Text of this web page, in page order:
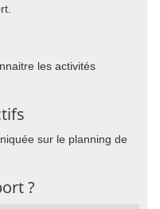
les activités
sur le planning de
?